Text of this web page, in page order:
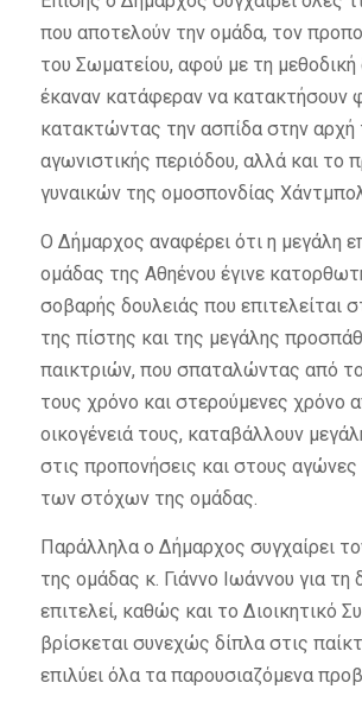
που αποτελούν την ομάδα, τον
του Σωματείου, αφού με τη μεθοδική
έκαναν κατάφεραν να κατακτήσουν
κατακτώντας την ασπίδα στην αρχή
αγωνιστικής περιόδου, αλλά και το
γυναικών της ομοσπονδίας
Ο Δήμαρχος αναφέρει ότι η μεγάλη
ομάδας της Αθηένου έγινε
σοβαρής δουλειάς που επιτελείται
της πίστης και της μεγάλης
παικτριών, που σπαταλώντας από
τους χρόνο και στερούμενες χρόνο
οικογένειά τους, καταβάλλουν
στις προπονήσεις και στους αγώνες
των στόχων της ομάδας.
Παράλληλα ο Δήμαρχος συγχαίρει
της ομάδας κ. Γιάννο Ιωάννου για τη
επιτελεί, καθώς και το Διοικητικό
βρίσκεται συνεχώς δίπλα στις
επιλύει όλα τα παρουσιαζόμενα